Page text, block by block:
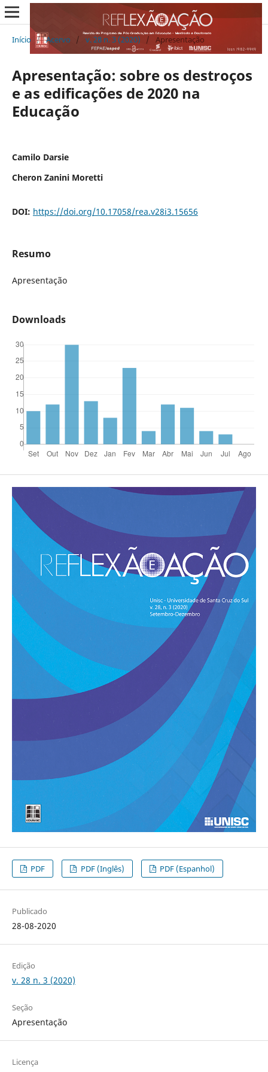
Início / Acervo / v. 28 n. 3 (2020) / Apresentação
Apresentação: sobre os destroços
e as edificações de 2020 na
Educação
Camilo Darsie
Cheron Zanini Moretti
DOI: https://doi.org/10.17058/rea.v28i3.15656
Resumo
Apresentação
Downloads
PDF PDF (Inglês) PDF (Espanhol)
Publicado
28-08-2020
Edição
v. 28 n. 3 (2020)
Seção
Apresentação
Licença